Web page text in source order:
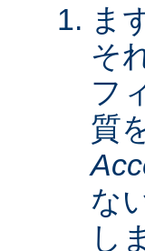
ま
そ
フ
質
な
し